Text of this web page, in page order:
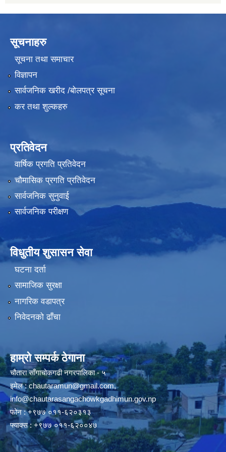
सूचनाहरु
सूचना तथा समाचार
विज्ञापन
सार्वजनिक खरीद /बोलपत्र सूचना
कर तथा शुल्कहरु
प्रतिवेदन
वार्षिक प्रगति प्रतिवेदन
चौमासिक प्रगति प्रतिवेदन
सार्वजनिक सुनुवाई
सार्वजनिक परीक्षण
विधुतीय शुसासन सेवा
घटना दर्ता
सामाजिक सुरक्षा
नागरिक वडापत्र
निवेदनको ढाँचा
हाम्रो सम्पर्क ठेगाना
चौतारा साँगाचोकगढी नगरपालिका - ५
इमेल :chautaramun@gmail.com,
info@chautarasangachowkgadhimun.gov.np
फोन : +९७७ ०११-६२०३१३
फ्याक्स : +९७७ ०११-६२००४७